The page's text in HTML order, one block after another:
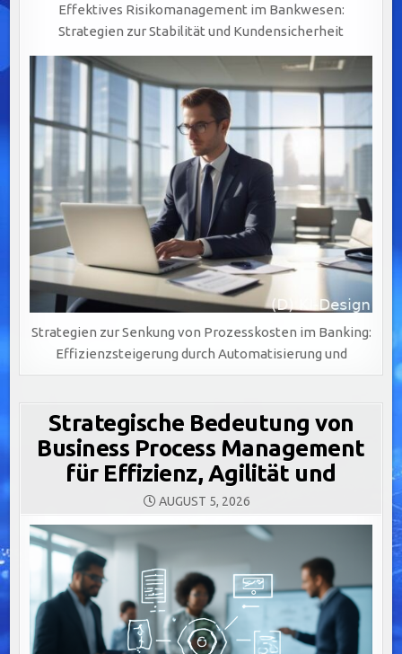
Effektives Risikomanagement im Bankwesen:
Strategien zur Stabilität und Kundensicherheit
Strategien zur Senkung von Prozesskosten im Banking:
Effizienzsteigerung durch Automatisierung und
Strategische Bedeutung von
Business Process Management
für Effizienz, Agilität und
AUGUST 5, 2026